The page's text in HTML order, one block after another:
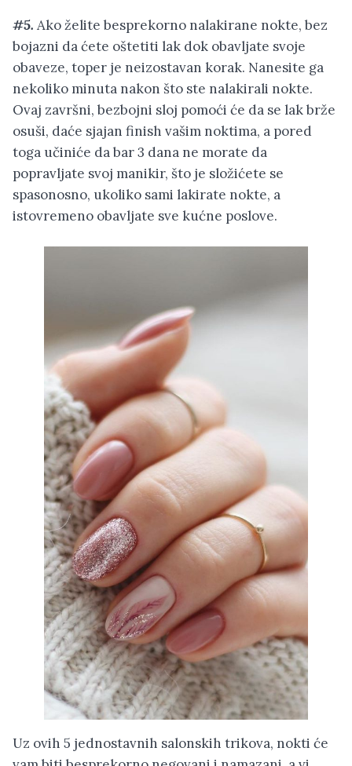
#5. Ako želite besprekorno nalakirane nokte, bez
bojazni da ćete oštetiti lak dok obavljate svoje
obaveze, toper je neizostavan korak. Nanesite ga
nekoliko minuta nakon što ste nalakirali nokte.
Ovaj završni, bezbojni sloj pomoći će da se lak brže
osuši, daće sjajan finish vašim noktima, a pored
toga učiniće da bar 3 dana ne morate da
popravljate svoj manikir, što je složićete se
spasonosno, ukoliko sami lakirate nokte, a
istovremeno obavljate sve kućne poslove.
Uz ovih 5 jednostavnih salonskih trikova, nokti će